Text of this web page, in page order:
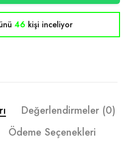
46 kişi inceliyor
Değerlendirmeler (0)
Ödeme Seçenekleri